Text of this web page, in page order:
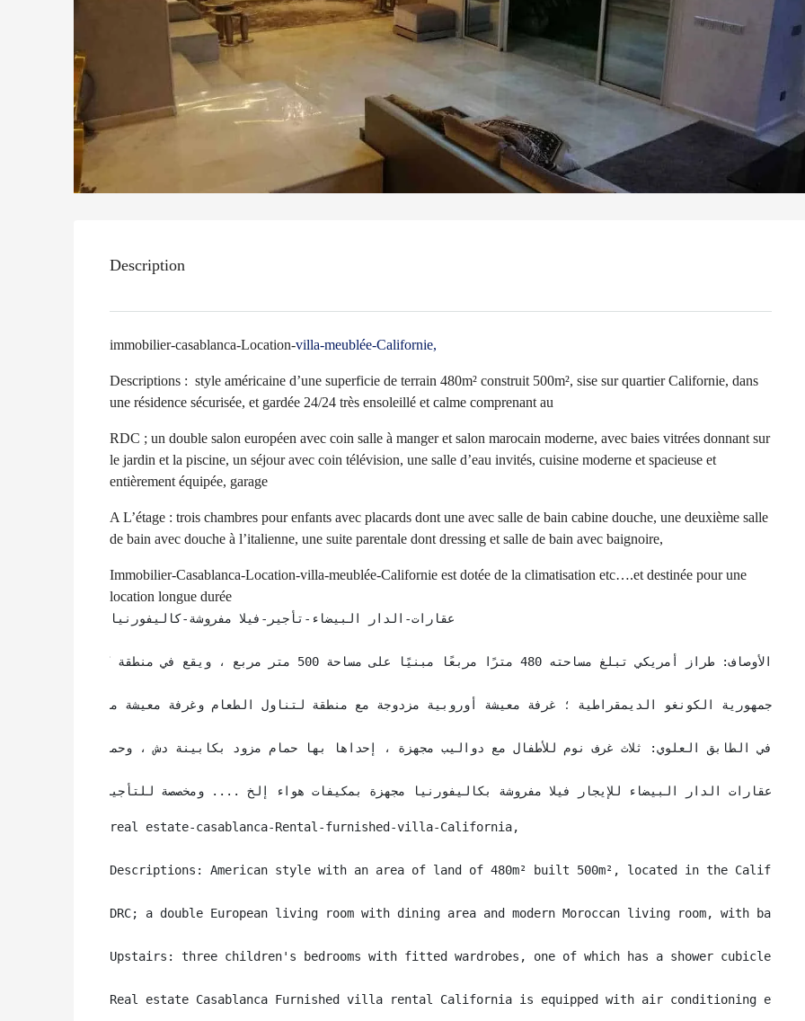
Description
immobilier-casablanca-Location-villa-meublée-Californie,
Descriptions : style américaine d’une superficie de terrain 480m² construit 500m², sise sur quartier Californie, dans
une résidence sécurisée, et gardée 24/24 très ensoleillé et calme comprenant au
RDC ; un double salon européen avec coin salle à manger et salon marocain moderne, avec baies vitrées donnant sur
le jardin et la piscine, un séjour avec coin télévision, une salle d’eau invités, cuisine moderne et spacieuse et
entièrement équipée, garage
A L’étage : trois chambres pour enfants avec placards dont une avec salle de bain cabine douche, une deuxième salle
de bain avec douche à l’italienne, une suite parentale dont dressing et salle de bain avec baignoire,
Immobilier-Casablanca-Location-villa-meublée-Californie est dotée de la climatisation etc….et destinée pour une
location longue durée
عقارات الدار البيضاء للإيجار فيلا مفروشة بكاليفورنيا مجهزة بمكيفات هواء إلخ .... ومخصصة للتأجير طويل الأمد
real estate-casablanca-Rental-furnished-villa-California,
Descriptions: American style with an area of ​​land of 480m² built 500m², located in the
DRC; a double European living room with dining area and modern Moroccan living room, with
Upstairs: three children's bedrooms with fitted wardrobes, one of which has a shower cubicle
Real estate Casablanca Furnished villa rental California is equipped with air conditioning etc